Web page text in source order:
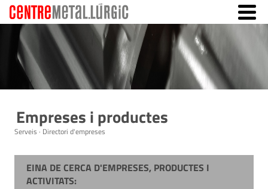
Empreses i productes
Serveis · Directori d'empreses
EINA DE CERCA D'EMPRESES, PRODUCTES I
ACTIVITATS: